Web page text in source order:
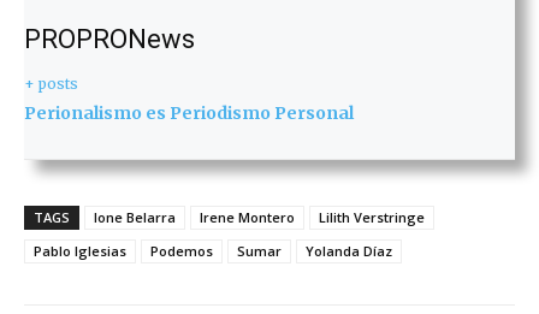
PROPRONews
+ posts
Perionalismo es Periodismo Personal
TAGS Ione Belarra Irene Montero
Lilith Verstringe
Pablo Iglesias
Podemos Sumar Yolanda Díaz